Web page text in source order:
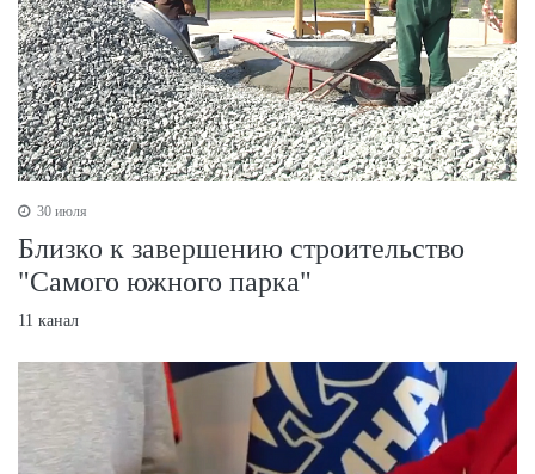
30 июля
Близко к завершению строительство
"Самого южного парка"
11 канал